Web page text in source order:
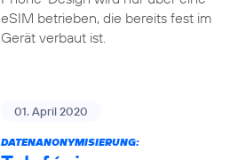
eSIM betrieben, die bereits fest im
Gerät verbaut ist.
01. April 2020
DATENANONYMISIERUNG: